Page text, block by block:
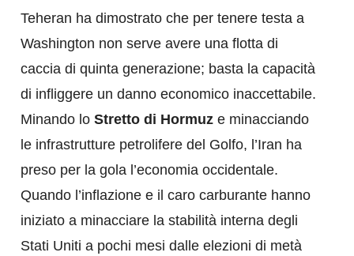
Teheran ha dimostrato che per tenere testa a
Washington non serve avere una flotta di
caccia di quinta generazione; basta la capacità
di infliggere un danno economico inaccettabile.
Minando lo Stretto di Hormuz e minacciando
le infrastrutture petrolifere del Golfo, l’Iran ha
preso per la gola l’economia occidentale.
Quando l’inflazione e il caro carburante hanno
iniziato a minacciare la stabilità interna degli
Stati Uniti a pochi mesi dalle elezioni di metà